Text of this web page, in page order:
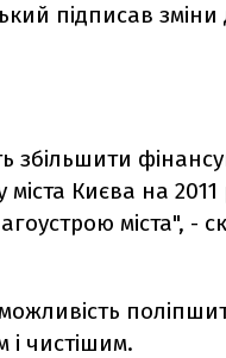
підписав зміни
збільшити
Києва на 2011
міста", -
і чистішим.